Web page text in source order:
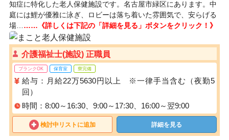
知症に特化した老人保健施設です。名古屋市緑区にあります。中
庭には鯉が優雅に泳ぎ、ロビーは落ち着いた雰囲気で、安らげる
場… ……《詳しくは下記の「詳細を見る」ボタンをクリック！》
介護福祉士(施設) 正職員
ブランクOK 保育室 寮完備
給与：月給22万5630円以上 ※一律手当含む（夜勤5
回）
時間：8:00～16:30、9:00～17:30、16:00～翌9:00
検討中リストに追加 詳細を見る